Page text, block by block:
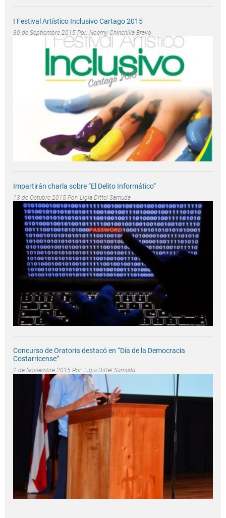
I Festival Artístico Inclusivo Cartago 2015
30 de Septiembre 2015 Por: Noemy Chinchilla Bravo
Impartirán charla sobre “El Delito Informático”
13 de Octubre 2015 Por: Ligia Dittel Samuda
Concurso de Oratoria destacó en “Día de la Democracia
Costarricense”
2 de Noviembre 2015 Por: Ligia Dittel Samuda